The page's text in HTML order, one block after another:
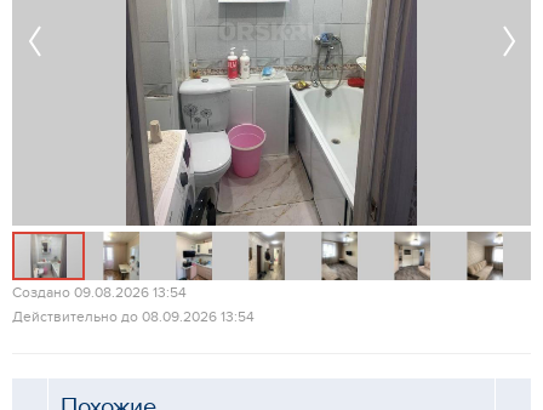
Создано 09.08.2026 13:54
Действительно до 08.09.2026 13:54